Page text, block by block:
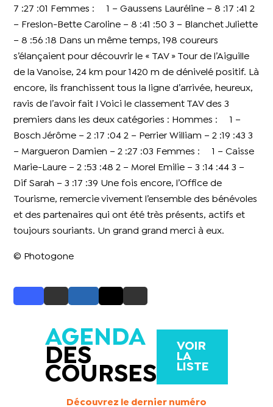
7 :27 :01 Femmes : 1 – Gaussens Lauréline – 8 :17 :41 2
– Freslon-Bette Caroline – 8 :41 :50 3 – Blanchet Juliette
– 8 :56 :18 Dans un même temps, 198 coureurs
s’élançaient pour découvrir le « TAV » Tour de l’Aiguille
de la Vanoise, 24 km pour 1420 m de dénivelé positif. Là
encore, ils franchissent tous la ligne d’arrivée, heureux,
ravis de l’avoir fait ! Voici le classement TAV des 3
premiers dans les deux catégories : Hommes : 1 –
Bosch Jérôme – 2 :17 :04 2 – Perrier William – 2 :19 :43 3
– Margueron Damien – 2 :27 :03 Femmes : 1 – Caisse
Marie-Laure – 2 :53 :48 2 – Morel Emilie – 3 :14 :44 3 –
Dif Sarah – 3 :17 :39 Une fois encore, l’Office de
Tourisme, remercie vivement l’ensemble des bénévoles
et des partenaires qui ont été très présents, actifs et
toujours souriants. Un grand grand merci à eux.
© Photogone
AGENDA
DES
COURSES
VOIR
LA
LISTE
Découvrez le dernier numéro